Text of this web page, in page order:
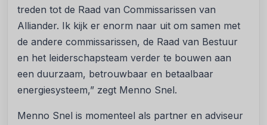
treden tot de Raad van Commissarissen van
Alliander. Ik kijk er enorm naar uit om samen met
de andere commissarissen, de Raad van Bestuur
en het leiderschapsteam verder te bouwen aan
een duurzaam, betrouwbaar en betaalbaar
energiesysteem,” zegt Menno Snel.
Menno Snel is momenteel als partner en adviseur